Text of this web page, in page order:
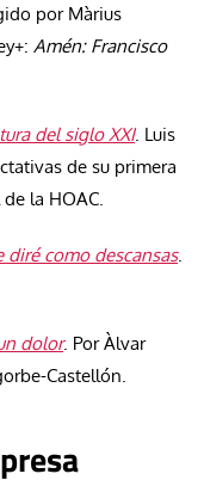
por Màrius
Amén: Francisco
del siglo XXI. Luis
de su primera
la HOAC.
diré como descansas.
dolor. Por Àlvar
Castellón.